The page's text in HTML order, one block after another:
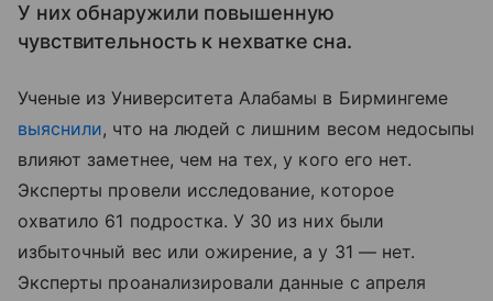
У них обнаружили повышенную
чувствительность к нехватке сна.
Ученые из Университета Алабамы в Бирмингеме
выяснили, что на людей с лишним весом недосыпы
влияют заметнее, чем на тех, у кого его нет.
Эксперты провели исследование, которое
охватило 61 подростка. У 30 из них были
избыточный вес или ожирение, а у 31 — нет.
Эксперты проанализировали данные с апреля